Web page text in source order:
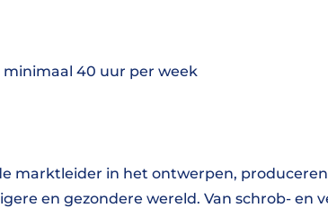
40 uur per week
marktleider in het ontwerpen,
en gezondere wereld. Van schrob- en